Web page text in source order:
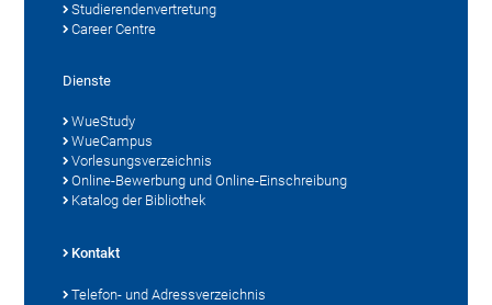
Studierendenvertretung
Career Centre
Dienste
WueStudy
WueCampus
Vorlesungsverzeichnis
Online-Bewerbung und Online-Einschreibung
Katalog der Bibliothek
Kontakt
Telefon- und Adressverzeichnis